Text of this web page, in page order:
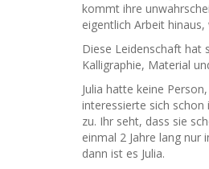
kommt ihre
eigentlich Arbeit
Diese Leidenschaft hat
Kalligraphie, Material
Julia hatte keine
interessierte sich schon
zu. Ihr seht, dass sie
einmal 2 Jahre lang
dann ist es Julia.